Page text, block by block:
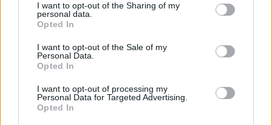
I want to opt-out of the Sharing of my
personal data.
Opted In
I want to opt-out of the Sale of my
Personal Data.
Opted In
I want to opt-out of processing my
Personal Data for Targeted Advertising.
Opted In
laziali, 4 campane e la novità dei molisani del
Venafro